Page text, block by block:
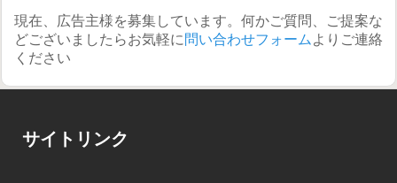
現在、広告主様を募集しています。何かご質問、ご提案な
どございましたらお気軽に問い合わせフォームよりご連絡
ください
サイトリンク